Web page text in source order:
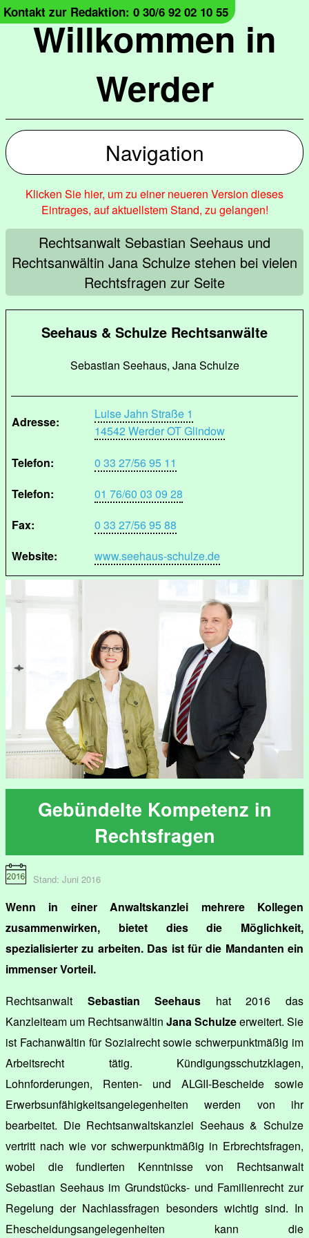
Willkommen in
Werder
Kontakt zur Redaktion: 0 30/6 92 02 10 55
Navigation
Klicken Sie hier, um zu einer neueren Version dieses
Eintrages, auf aktuellstem Stand, zu gelangen!
Rechtsanwalt Sebastian Seehaus und
Rechtsanwältin Jana Schulze stehen bei vielen
Rechtsfragen zur Seite
Seehaus & Schulze Rechtsanwälte
Sebastian Seehaus, Jana Schulze
Adresse:
Luise Jahn Straße 1
14542 Werder OT Glindow
Telefon:
0 33 27/56 95 11
Telefon:
01 76/60 03 09 28
Fax:
0 33 27/56 95 88
Website:
www.seehaus-schulze.de
Gebündelte Kompetenz in
Rechtsfragen
Stand: Juni 2016
Wenn in einer Anwaltskanzlei mehrere Kollegen
zusammenwirken, bietet dies die Möglichkeit,
spezialisierter zu arbeiten. Das ist für die Mandanten ein
immenser Vorteil.
Rechtsanwalt Sebastian Seehaus hat 2016 das
Kanzleiteam um Rechtsanwältin Jana Schulzeerweitert. Sie
ist Fachanwältin für Sozialrecht sowie schwerpunktmäßig im
Arbeitsrecht tätig. Kündigungsschutzklagen,
Lohnforderungen, Renten- und ALGII-Bescheide sowie
Erwerbsunfähigkeitsangelegenheiten werden von ihr
bearbeitet. Die Rechtsanwaltskanzlei Seehaus & Schulze
vertritt nach wie vor schwerpunktmäßig in Erbrechtsfragen,
wobei die fundierten Kenntnisse von Rechtsanwalt
Sebastian Seehaus im Grundstücks- und Familienrecht zur
Regelung der Nachlassfragen besonders wichtig sind. In
Ehescheidungsangelegenheiten kann die